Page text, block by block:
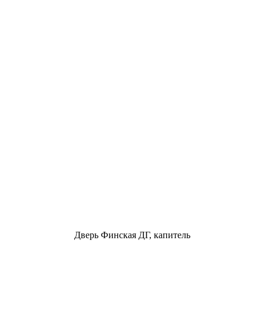
Дверь Финская ДГ, капитель